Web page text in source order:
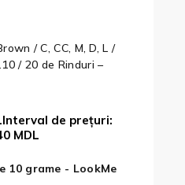
/ C, CC, M, D, L /
/ 20 de Rinduri –
Interval de prețuri:
MDL